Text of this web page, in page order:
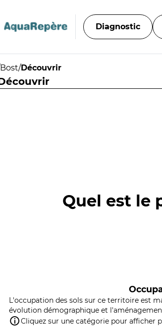
Diagnostic
Bost/Découvrir
Quel est le
L'occupation des sols sur ce territoire est
évolution démographique et
Cliquez sur une catégorie pour afficher